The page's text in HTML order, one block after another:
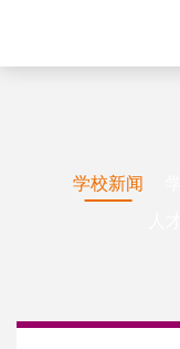
学校新闻